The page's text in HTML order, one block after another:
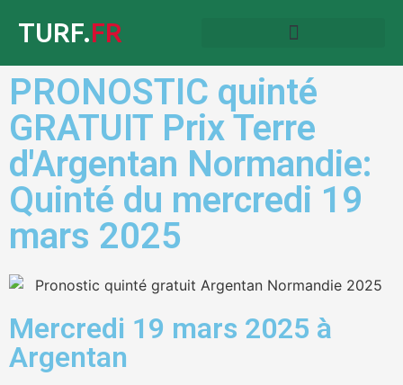
TURF.FR
PRONOSTIC quinté
GRATUIT Prix Terre
d'Argentan Normandie:
Quinté du mercredi 19
mars 2025
Mercredi 19 mars 2025 à
Argentan